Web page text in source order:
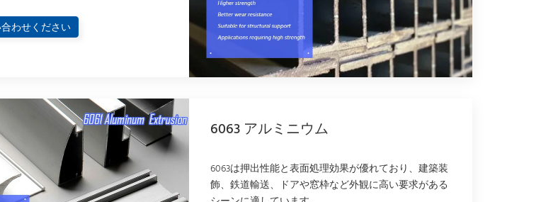
わせください
6063 アルミニウム
6063は押出性能と表面処理効果が優れており、建築装
飾、鉄道輸送、ドアや窓枠など外観に高い要求がある